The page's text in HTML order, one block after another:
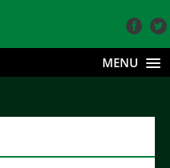
MENU